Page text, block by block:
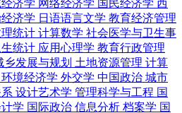
济学 网络经济学 国民经济学 西
济学 日语语言文学 教育经济管理
统计 计算数学 社会医学与卫生事
统计 应用心理学 教育行政管理
乡发展与规划 土地资源管理 计算
环境经济学 外交学 中国政治 城市
设计艺术学 管理科学与工程 国
学 国际政治 信息分析 档案学 国